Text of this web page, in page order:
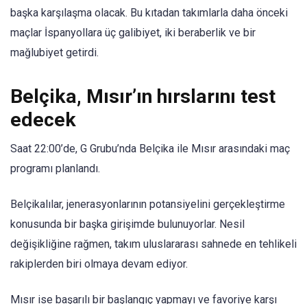
başka karşılaşma olacak. Bu kıtadan takımlarla daha önceki
maçlar İspanyollara üç galibiyet, iki beraberlik ve bir
mağlubiyet getirdi.
Belçika, Mısır’ın hırslarını test
edecek
Saat 22:00’de, G Grubu’nda Belçika ile Mısır arasındaki maç
programı planlandı.
Belçikalılar, jenerasyonlarının potansiyelini gerçekleştirme
konusunda bir başka girişimde bulunuyorlar. Nesil
değişikliğine rağmen, takım uluslararası sahnede en tehlikeli
rakiplerden biri olmaya devam ediyor.
Mısır ise başarılı bir başlangıç ​​yapmayı ve favoriye karşı